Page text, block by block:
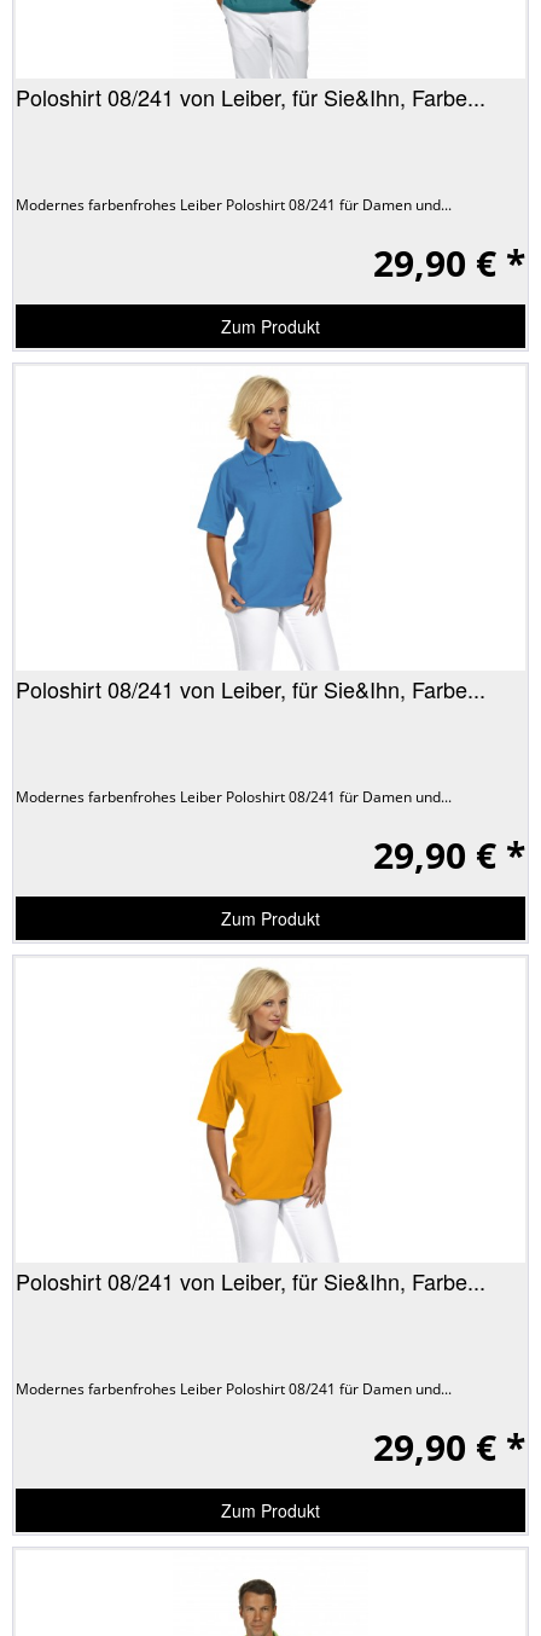
Poloshirt 08/241 von Leiber, für Sie&Ihn, Farbe...
Modernes farbenfrohes Leiber Poloshirt 08/241 für Damen und...
29,90 € *
Zum Produkt
Poloshirt 08/241 von Leiber, für Sie&Ihn, Farbe...
Modernes farbenfrohes Leiber Poloshirt 08/241 für Damen und...
29,90 € *
Zum Produkt
Poloshirt 08/241 von Leiber, für Sie&Ihn, Farbe...
Modernes farbenfrohes Leiber Poloshirt 08/241 für Damen und...
29,90 € *
Zum Produkt